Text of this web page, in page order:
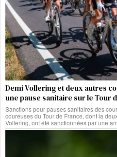
Demi Vollering et deux autres
une pause sanitaire sur le Tour
Sanctions pour pauses sanitaires des
coureuses du Tour de France, dont la
Vollering, ont été sanctionnées par une